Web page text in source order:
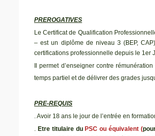
PREROGATIVES
Le Certificat de Qualification
– est un diplôme de niveau 3 (BEP,
certifications professionnelle depuis le 1er
Il permet d’enseigner contre
temps partiel et de délivrer des grades
PRE-REQUIS
. Avoir 18 ans le jour de l’entrée en
. Etre titulaire duPSC ou équivalent (